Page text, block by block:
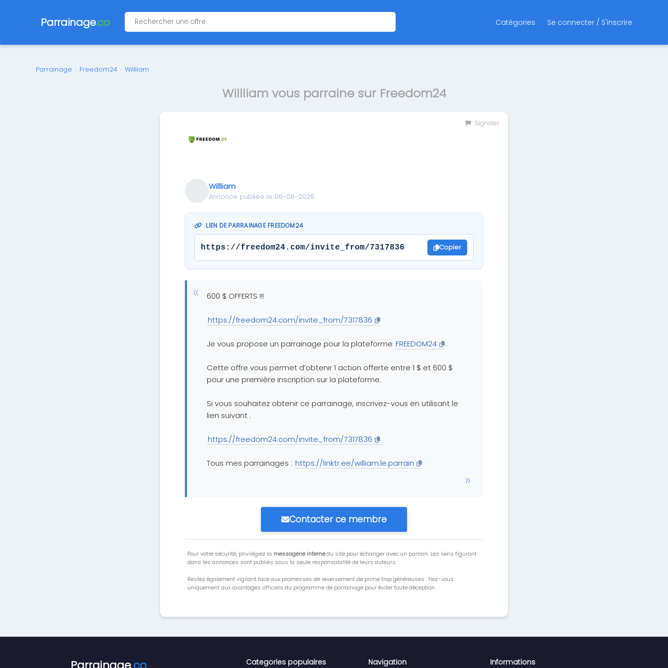
Parrainage.co Catégories Se connecter / S'inscrire
Parrainage › Freedom24 › Willliam
Willliam vous parraine sur Freedom24
Signaler
Willliam
Annonce publiée le 06-08-2026
LIEN DE PARRAINAGE FREEDOM24
https://freedom24.com/invite_from/7317836 Copier
600 $ OFFERTS !!!
https://freedom24.com/invite_from/7317836
Je vous propose un parrainage pour la plateforme FREEDOM24 .
Cette offre vous permet d’obtenir 1 action offerte entre 1 $ et 600 $
pour une première inscription sur la plateforme.
Si vous souhaitez obtenir ce parrainage, inscrivez-vous en utilisant le
lien suivant :
https://freedom24.com/invite_from/7317836
Tous mes parrainages : https://linktr.ee/william.le.parrain
Contacter ce membre
Pour votre sécurité, privilégiez la messagerie internedu site pour échanger avec un parrain. Les liens figurant
dans les annonces sont publiés sous la seule responsabilité de leurs auteurs.
Restez également vigilant face aux promesses de reversement de prime trop généreuses : fiez-vous
uniquement aux avantages officiels du programme de parrainage pour éviter toute déception.
Categories populaires Navigation Informations